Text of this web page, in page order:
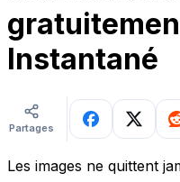
Instantané
Partages
Les images ne quittent